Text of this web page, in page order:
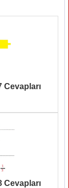
Cevapları
Cevapları